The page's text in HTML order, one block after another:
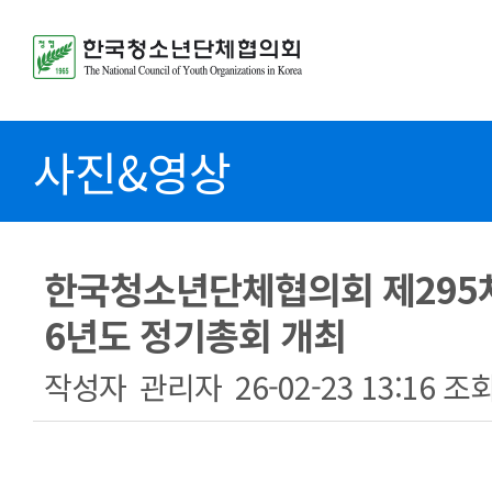
사진&영상
한국청소년단체협의회 제
6년도 정기총회 개최
작성자 관리자 26-02-23 13:16 조